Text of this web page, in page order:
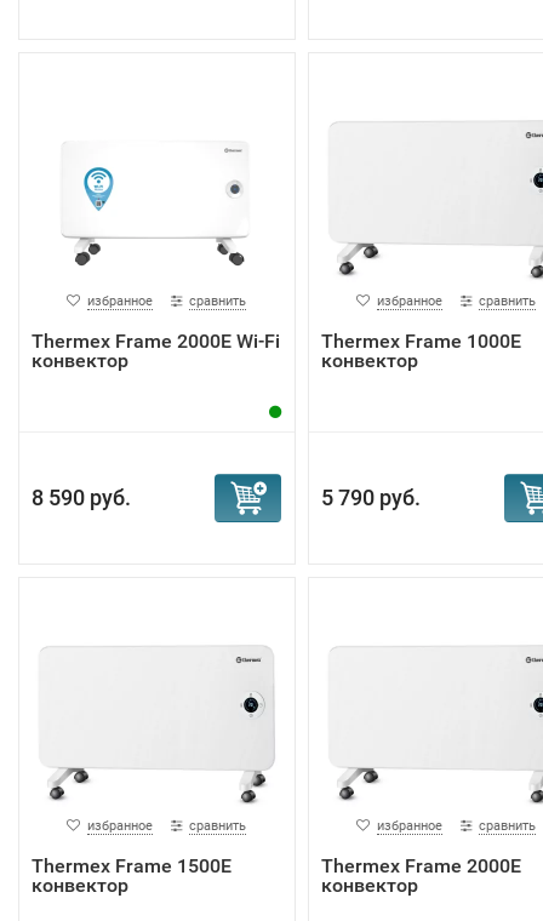
избранное сравнить
Тhermex Frame 2000E Wi-Fi
конвектор
8 590 руб.
избранное сравнить
Тhermex Frame 1000E
конвектор
5 790 руб.
избранное сравнить
Тhermex Frame 1500E
конвектор
избранное сравнить
Тhermex Frame 2000E
конвектор